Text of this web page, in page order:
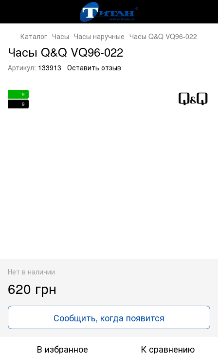
Каталог Часы Часы наручные Часы Q&Q VQ96-022
Часы Q&Q VQ96-022
Артикул: 133913 Оставить отзыв
9
9
Нет в наличии
620 грн
Сообщить, когда появится
В избранное К сравнению